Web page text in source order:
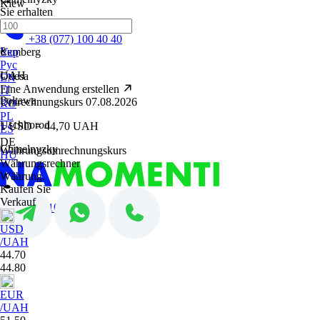
Kiew
Krementschuk
Lemberg
Odesa
Poltawa
Uschhorod
Chmelnyzky
+38 (077) 100 40 40
+38 (077) 100 40 40
Укр
Рус
EN
IT
RO
PL
ES
DE
HU
Sie erhalten
₴
UAH
Eine Anwendung erstellen
Umrechnungskurs 07.08.2026
1 USD = 44,70 UAH
Währungsumrechnungskurs
Währungsrechner
Währung.
Kaufen Sie
Verkauf
USD
/UAH
44.70
44.80
EUR
/UAH